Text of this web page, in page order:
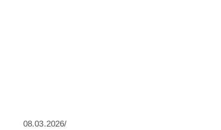
08.03.2026/